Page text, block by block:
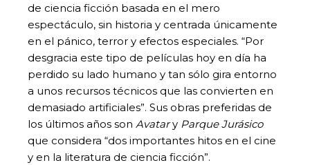
de ciencia ficción basada en el mero
espectáculo, sin historia y centrada únicamente
en el pánico, terror y efectos especiales. “Por
desgracia este tipo de películas hoy en día ha
perdido su lado humano y tan sólo gira entorno
a unos recursos técnicos que las convierten en
demasiado artificiales”. Sus obras preferidas de
los últimos años son Avatary Parque Jurásico
que considera “dos importantes hitos en el cine
y en la literatura de ciencia ficción”.